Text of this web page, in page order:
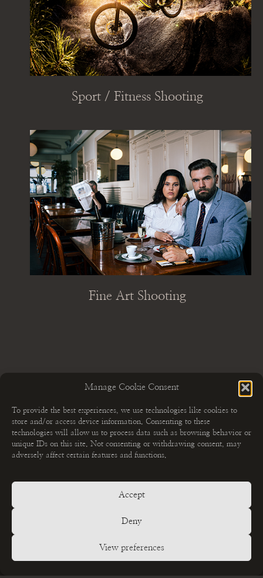
Manage Cookie Consent
To provide the best experiences, we use technologies like cookies to
store and/or access device information. Consenting to these
technologies will allow us to process data such as browsing behavior or
unique IDs on this site. Not consenting or withdrawing consent, may
adversely affect certain features and functions.
Accept
Deny
View preferences
Sport / Fitness Shooting
Fine Art Shooting